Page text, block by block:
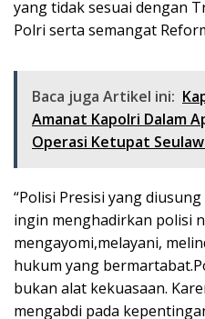
yang tidak sesuai dengan
Polri serta semangat
Baca juga Artikel ini:
Amanat Kapolri Dalam
Operasi Ketupat
“Polisi Presisi yang
ingin menghadirkan polisi
mengayomi,melayani,
hukum yang
bukan alat kekuasaan.
mengabdi pada